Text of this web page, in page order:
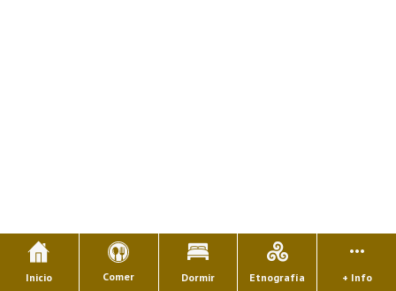
Inicio Comer Dormir Etnografía + Info